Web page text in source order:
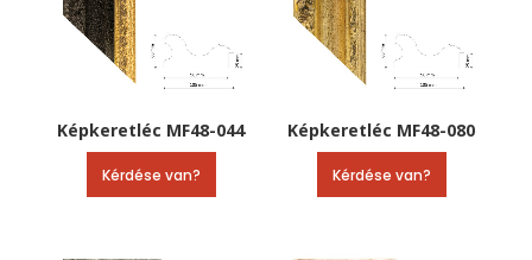
Képkeretléc MF48-044
Kérdése van?
Képkeretléc MF48-080
Kérdése van?